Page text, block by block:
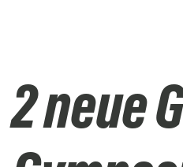
2 neue